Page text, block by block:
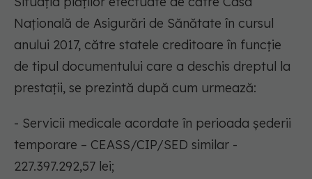
Naţională de Asigurări de Sănătate în cursul
anului 2017, către statele creditoare în funcţie
de tipul documentului care a deschis dreptul la
prestaţii, se prezintă după cum urmează:
- Servicii medicale acordate în perioada şederii
temporare – CEASS/CIP/SED similar -
227.397.292,57 lei;